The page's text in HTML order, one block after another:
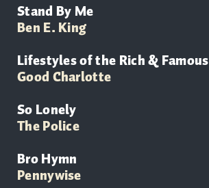
Stand By Me
Ben E. King
Lifestyles of the Rich & Famous
Good Charlotte
So Lonely
The Police
Bro Hymn
Pennywise